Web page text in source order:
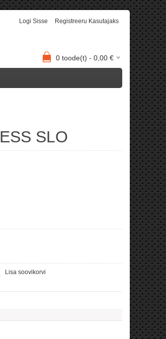
Logi Sisse Registreeru Kasutajaks
0 toode(t) - 0,00 €
SLO
Lisa soovikorvi